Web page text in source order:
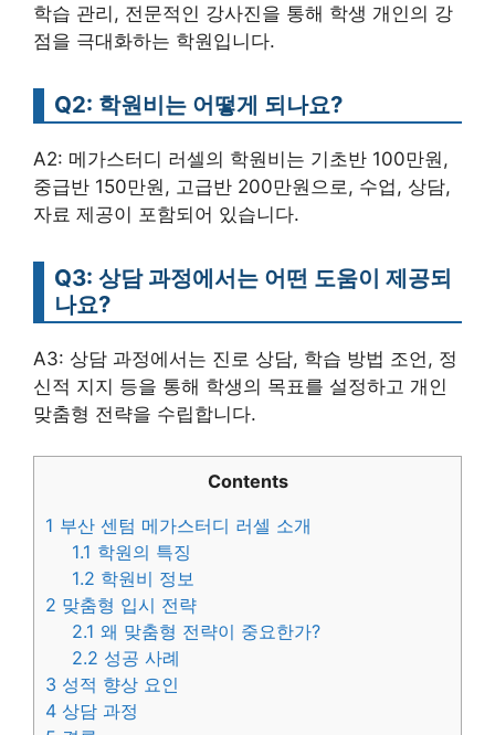
학습 관리, 전문적인 강사진을 통해 학생 개인의 강
점을 극대화하는 학원입니다.
Q2: 학원비는 어떻게 되나요?
A2: 메가스터디 러셀의 학원비는 기초반 100만원,
중급반 150만원, 고급반 200만원으로, 수업, 상담,
자료 제공이 포함되어 있습니다.
Q3: 상담 과정에서는 어떤 도움이 제공되
나요?
A3: 상담 과정에서는 진로 상담, 학습 방법 조언, 정
신적 지지 등을 통해 학생의 목표를 설정하고 개인
맞춤형 전략을 수립합니다.
Contents
1 부산 센텀 메가스터디 러셀 소개
1.1 학원의 특징
1.2 학원비 정보
2 맞춤형 입시 전략
2.1 왜 맞춤형 전략이 중요한가?
2.2 성공 사례
3 성적 향상 요인
4 상담 과정